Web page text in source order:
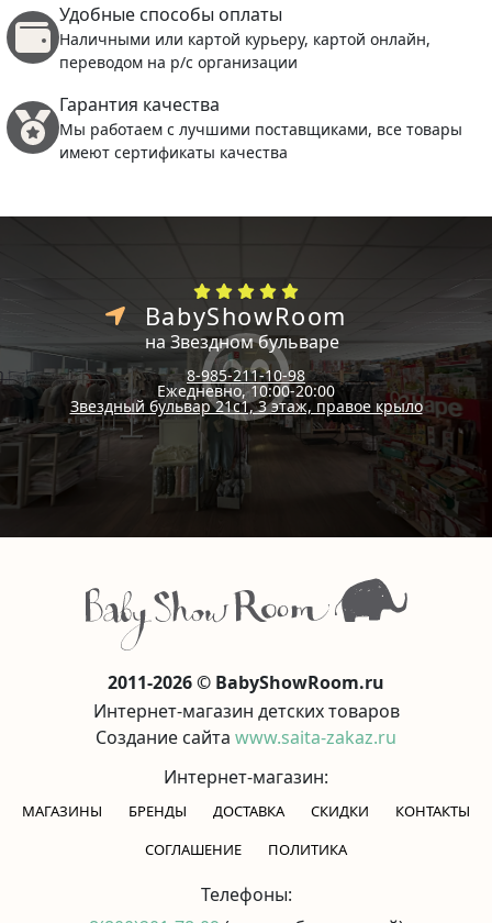
Удобные способы оплаты
Наличными или картой курьеру, картой онлайн,
переводом на р/с организации
Гарантия качества
Мы работаем с лучшими поставщиками, все товары
имеют сертификаты качества
BabyShowRoom
на Звездном бульваре
8-985-211-10-98
Ежедневно, 10:00-20:00
Звездный бульвар 21с1, 3 этаж, правое крыло
2011-2026 © BabyShowRoom.ru
Интернет-магазин детских товаров
Создание сайта www.saita-zakaz.ru
Интернет-магазин:
МАГАЗИНЫ БРЕНДЫ ДОСТАВКА СКИДКИ
КОНТАКТЫ
CОГЛАШЕНИЕ
ПОЛИТИКА
Телефоны: